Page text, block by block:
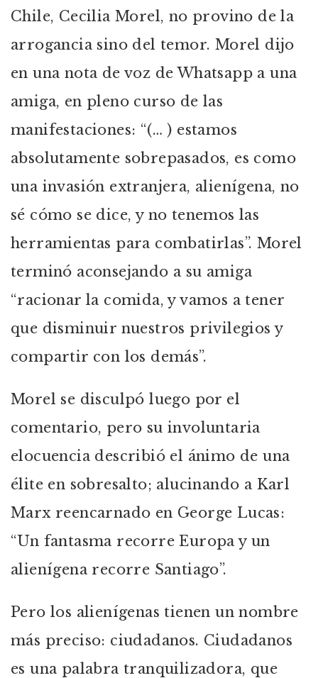
Chile, Cecilia Morel, no provino de la
arrogancia sino del temor. Morel dijo
en una nota de voz de Whatsapp a una
amiga, en pleno curso de las
manifestaciones: “(… ) estamos
absolutamente sobrepasados, es como
una invasión extranjera, alienígena, no
sé cómo se dice, y no tenemos las
herramientas para combatirlas”. Morel
terminó aconsejando a su amiga
“racionar la comida, y vamos a tener
que disminuir nuestros privilegios y
compartir con los demás”.
Morel se disculpó luego por el
comentario, pero su involuntaria
elocuencia describió el ánimo de una
élite en sobresalto; alucinando a Karl
Marx reencarnado en George Lucas:
“Un fantasma recorre Europa y un
alienígena recorre Santiago”.
Pero los alienígenas tienen un nombre
más preciso: ciudadanos. Ciudadanos
es una palabra tranquilizadora, que